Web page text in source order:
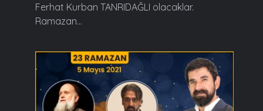
Ferhat Kurban TANRIDAĞLI olacaklar.
Ramazan...